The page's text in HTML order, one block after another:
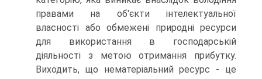
правами на об'єкти інтелектуальної
власності або обмежені природні ресурси
для використання в господарській
діяльності з метою отримання прибутку.
Виходить, що нематеріальний ресурс - це